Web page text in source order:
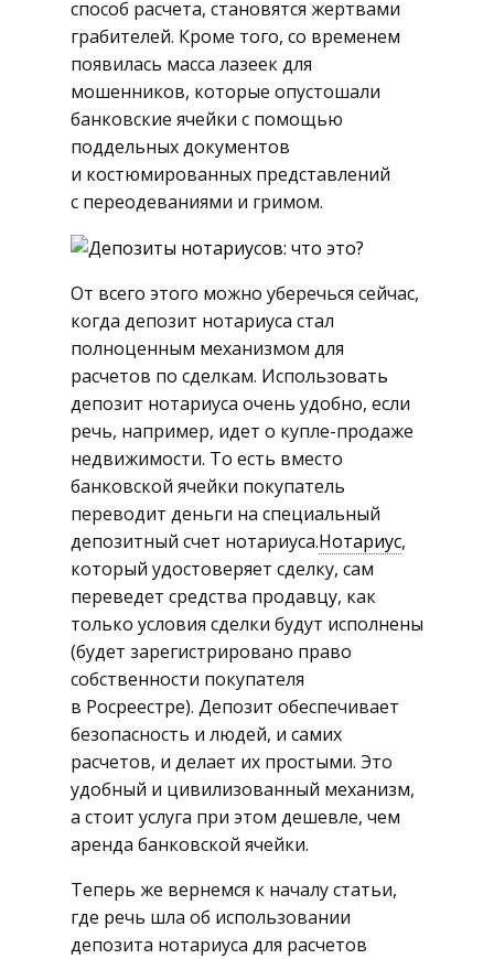
способ расчета, становятся жертвами
грабителей. Кроме того, со временем
появилась масса лазеек для
мошенников, которые опустошали
банковские ячейки с помощью
поддельных документов
и костюмированных представлений
с переодеваниями и гримом.
От всего этого можно уберечься сейчас,
когда депозит нотариуса стал
полноценным механизмом для
расчетов по сделкам. Использовать
депозит нотариуса очень удобно, если
речь, например, идет о купле-продаже
недвижимости. То есть вместо
банковской ячейки покупатель
переводит деньги на специальный
депозитный счет нотариуса.Нотариус,
который удостоверяет сделку, сам
переведет средства продавцу, как
только условия сделки будут исполнены
(будет зарегистрировано право
собственности покупателя
в Росреестре). Депозит обеспечивает
безопасность и людей, и самих
расчетов, и делает их простыми. Это
удобный и цивилизованный механизм,
а стоит услуга при этом дешевле, чем
аренда банковской ячейки.
Теперь же вернемся к началу статьи,
где речь шла об использовании
депозита нотариуса для расчетов